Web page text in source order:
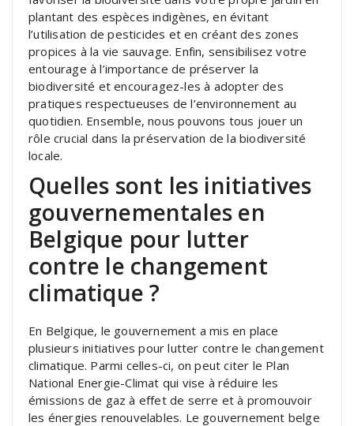
plantant des espèces indigènes, en évitant
l’utilisation de pesticides et en créant des zones
propices à la vie sauvage. Enfin, sensibilisez votre
entourage à l’importance de préserver la
biodiversité et encouragez-les à adopter des
pratiques respectueuses de l’environnement au
quotidien. Ensemble, nous pouvons tous jouer un
rôle crucial dans la préservation de la biodiversité
locale.
Quelles sont les initiatives
gouvernementales en
Belgique pour lutter
contre le changement
climatique ?
En Belgique, le gouvernement a mis en place
plusieurs initiatives pour lutter contre le changement
climatique. Parmi celles-ci, on peut citer le Plan
National Energie-Climat qui vise à réduire les
émissions de gaz à effet de serre et à promouvoir
les énergies renouvelables. Le gouvernement belge